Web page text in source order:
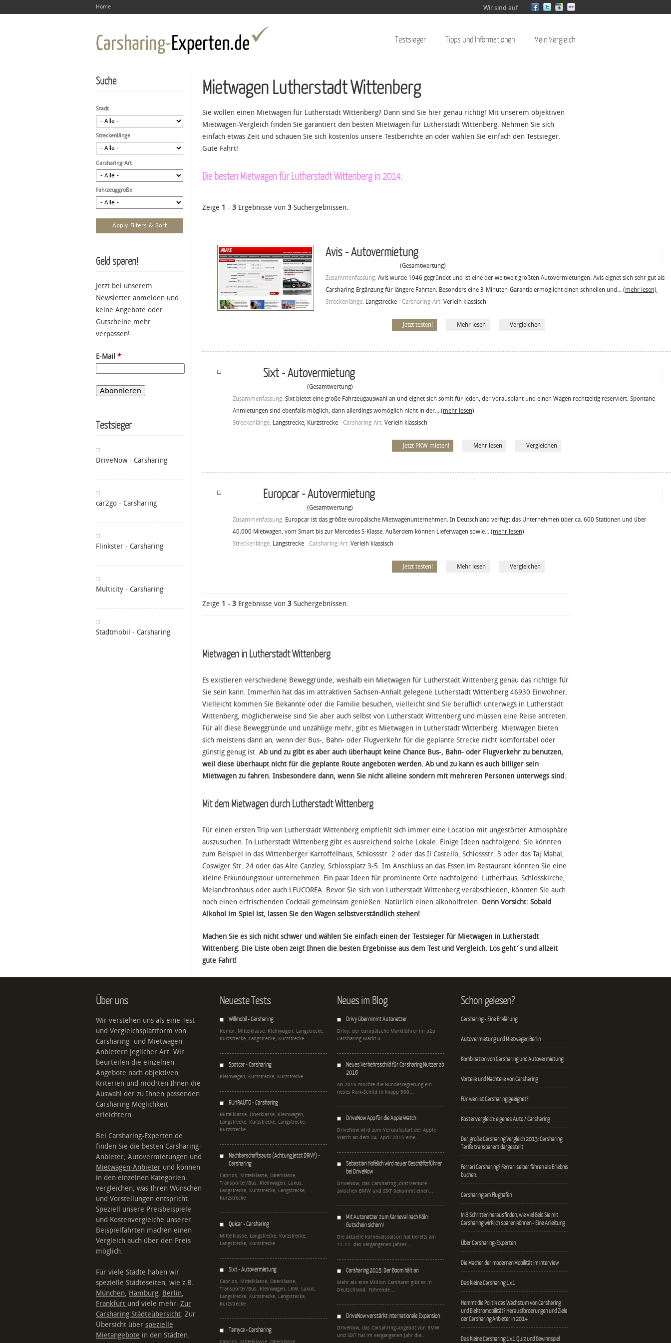
Home Wir sind auf
Testsieger Tipps und Informationen Mein Vergleich
Mietwagen Lutherstadt Wittenberg
Sie wollen einen Mietwagen für Lutherstadt Wittenberg? Dann sind Sie hier genau richtig! Mit unserem objektiven
Mietwagen-Vergleich finden Sie garantiert den besten Mietwagen für Lutherstadt Wittenberg. Nehmen Sie sich
einfach etwas Zeit und schauen Sie sich kostenlos unsere Testberichte an oder wählen Sie einfach den Testsieger.
Gute Fahrt!
Die besten Mietwagen für Lutherstadt Wittenberg in 2014:
Zeige 1 - 3 Ergebnisse von 3 Suchergebnissen.
Avis - Autovermietung
(Gesamtwertung)
Zusammenfassung: Avis wurde 1946 gegründet und ist eine der weltweit größten Autovermietungen. Avis eignet sich sehr gut als
Carsharing-Ergänzung für längere Fahrten. Besonders eine 3-Minuten-Garantie ermöglicht einen schnellen und... (mehr lesen)
Streckenlänge: Langstrecke Carsharing-Art: Verleih klassisch
Jetzt testen! Mehr lesen Vergleichen
Sixt - Autovermietung
(Gesamtwertung)
Zusammenfassung: Sixt bietet eine große Fahrzeugauswahl an und eignet sich somit für jeden, der vorausplant und einen Wagen rechtzeitig reserviert. Spontane
Anmietungen sind ebenfalls möglich, dann allerdings womöglich nicht in der... (mehr lesen)
Streckenlänge: Langstrecke, Kurzstrecke Carsharing-Art: Verleih klassisch
Jetzt PKW mieten! Mehr lesen Vergleichen
Europcar - Autovermietung
(Gesamtwertung)
Zusammenfassung: Europcar ist das größte europäische Mietwagenunternehmen. In Deutschland verfügt das Unternehmen über ca. 600 Stationen und über
40.000 Mietwagen, vom Smart bis zur Mercedes S-Klasse. Außerdem können Lieferwagen sowie... (mehr lesen)
Streckenlänge: Langstrecke Carsharing-Art: Verleih klassisch
Jetzt testen! Mehr lesen Vergleichen
Zeige 1 - 3 Ergebnisse von 3 Suchergebnissen.
Mietwagen in Lutherstadt Wittenberg
Es existieren verschiedene Beweggründe, weshalb ein Mietwagen für Lutherstadt Wittenberg genau das richtige für
Sie sein kann. Immerhin hat das im attraktiven Sachsen-Anhalt gelegene Lutherstadt Wittenberg 46930 Einwohner.
Vielleicht kommen Sie Bekannte oder die Familie besuchen, vielleicht sind Sie beruflich unterwegs in Lutherstadt
Wittenberg, möglicherweise sind Sie aber auch selbst von Lutherstadt Wittenberg und müssen eine Reise antreten.
Für all diese Beweggründe und unzählige mehr, gibt es Mietwagen in Lutherstadt Wittenberg. Mietwagen bieten
sich meistens dann an, wenn der Bus-, Bahn- oder Flugverkehr für die geplante Strecke nicht komfortabel oder
günstig genug ist. Ab und zu gibt es aber auch überhaupt keine Chance Bus-, Bahn- oder Flugverkehr zu benutzen,
weil diese überhaupt nicht für die geplante Route angeboten werden. Ab und zu kann es auch billiger sein
Mietwagen zu fahren. Insbesondere dann, wenn Sie nicht alleine sondern mit mehreren Personen unterwegs sind.
Mit dem Mietwagen durch Lutherstadt Wittenberg
Für einen ersten Trip von Lutherstadt Wittenberg empfiehlt sich immer eine Location mit ungestörter Atmosphäre
auszusuchen. In Lutherstadt Wittenberg gibt es ausreichend solche Lokale. Einige Ideen nachfolgend: Sie könnten
zum Beispiel in das Wittenberger Kartoffelhaus, Schlossstr. 2 oder das Il Castello, Schlossstr. 3 oder das Taj Mahal,
Coswiger Str. 24 oder das Alte Canzley, Schlossplatz 3-5. Im Anschluss an das Essen im Restaurant könnten Sie eine
kleine Erkundungstour unternehmen. Ein paar Ideen für prominente Orte nachfolgend: Lutherhaus, Schlosskirche,
Melanchtonhaus oder auch LEUCOREA. Bevor Sie sich von Lutherstadt Wittenberg verabschieden, könnten Sie auch
noch einen erfrischenden Cocktail gemeinsam genießen. Natürlich einen alkoholfreien. Denn Vorsicht: Sobald
Alkohol im Spiel ist, lassen Sie den Wagen selbstverständlich stehen!
Machen Sie es sich nicht schwer und wählen Sie einfach einen der Testsieger für Mietwagen in Lutherstadt
Wittenberg. Die Liste oben zeigt Ihnen die besten Ergebnisse aus dem Test und Vergleich. Los geht´s und allzeit
gute Fahrt!
Suche
Stadt
Streckenlänge
Carsharing-Art
Fahrzeuggröße
Geld sparen!
Jetzt bei unserem
Newsletter anmelden und
keine Angebote oder
Gutscheine mehr
verpassen!
E-Mail *
Testsieger
DriveNow - Carsharing
car2go - Carsharing
Flinkster - Carsharing
Multicity - Carsharing
Stadtmobil - Carsharing
Über uns
Wir verstehen uns als eine Test-
und Vergleichsplattform von
Carsharing- und Mietwagen-
Anbietern jeglicher Art. Wir
beurteilen die einzelnen
Angebote nach objektiven
Kriterien und möchten Ihnen die
Auswahl der zu Ihnen passenden
Carsharing-Möglichkeit
erleichtern.
Bei Carsharing-Experten.de
finden Sie die besten Carsharing-
Anbieter, Autovermietungen und
Mietwagen-Anbieter und können
in den einzelnen Kategorien
vergleichen, was Ihren Wünschen
und Vorstellungen entspricht.
Speziell unsere Preisbeispiele
und Kostenvergleiche unserer
Beispielfahrten machen einen
Vergleich auch über den Preis
möglich.
Für viele Städte haben wir
spezielle Städteseiten, wie z.B.
München, Hamburg, Berlin,
Frankfurt und viele mehr. Zur
Carsharing Städteübersicht. Zur
Übersicht über spezielle
Mietangebote in den Städten.
Neueste Tests
Willmobil - Carsharing
Kombi, Mittelklasse, Kleinwagen, Langstrecke,
Kurzstrecke, Langstrecke, Kurzstrecke
Spotcar - Carsharing
Kleinwagen, Kurzstrecke, Kurzstrecke
RUHRAUTO - Carsharing
Mittelklasse, Oberklasse, Kleinwagen,
Langstrecke, Kurzstrecke, Langstrecke,
Kurzstrecke
Nachbarschaftsauto (Achtung jetzt DRIVY) -
Carsharing
Cabrios, Mittelklasse, Oberklasse,
Transporter/Bus, Kleinwagen, Luxus,
Langstrecke, Kurzstrecke, Langstrecke,
Kurzstrecke
Quicar - Carsharing
Mittelklasse, Langstrecke, Kurzstrecke,
Langstrecke, Kurzstrecke
Sixt - Autovermietung
Cabrios, Mittelklasse, Oberklasse,
Transporter/Bus, Kleinwagen, LKW, Luxus,
Langstrecke, Kurzstrecke, Langstrecke,
Kurzstrecke
Tamyca - Carsharing
Neues im Blog
Drivy übernimmt Autonetzer
Drivy, der europäische Marktführer im p2p
Carsharing-Markt ü...
Neues Verkehrsschild für Carsharing Nutzer ab
2016
Ab 2016 möchte die Bundesregierung ein
neues Park-Schild in knapp 500...
DriveNow App für die Apple Watch
DriveNow wird zum Verkaufsstart der Apple
Watch ab dem 24. April 2015 eine...
Sebastian Hofelich wird neuer Geschäftsführer
bei DriveNow
DriveNow, das Carsharing Joint-Venture
zwischen BMW und SIXT bekommt einen...
Mit Autonetzer zum Karneval nach Köln:
Gutschein sichern!
Die aktuelle Karnevalssaison hat bereits am
11.11. des vergangenen Jahres...
Carsharing 2015: Der Boom hält an
Mehr als eine Million Carsharer gibt es in
Deutschland. Führende...
DriveNow verstärkt internationale Expansion
DriveNow, das Carsahring-Angebot von BMW
und SIXT hat im vergangenen Jahr die...
Schon gelesen?
Carsharing - Eine Erklärung
Autovermietung und Mietwagen Berlin
Kombination von Carsharing und Autovermietung
Vorteile und Nachteile von Carsharing
Für wen ist Carsharing geeignet?
Kostenvergleich: eigenes Auto / Carsharing
Der große Carsharing Vergleich 2013: Carsharing
Tarife transparent dargestellt
Ferrari Carsharing? Ferrari selber fahren als Erlebnis
buchen.
Carsharing am Flughafen
In 8 Schritten herausfinden, wie viel Geld Sie mit
Carsharing wirklich sparen können - Eine Anleitung
Über Carsharing-Experten
Die Macher der modernen Mobilität im Interview
Das kleine Carsharing 1x1
Hemmt die Politik das Wachstum von Carsharing
und Elektromobilität? Herausforderungen und Ziele
der Carsharing Anbieter in 2014
Das kleine Carsharing 1x1 Quiz und Gewinnspiel